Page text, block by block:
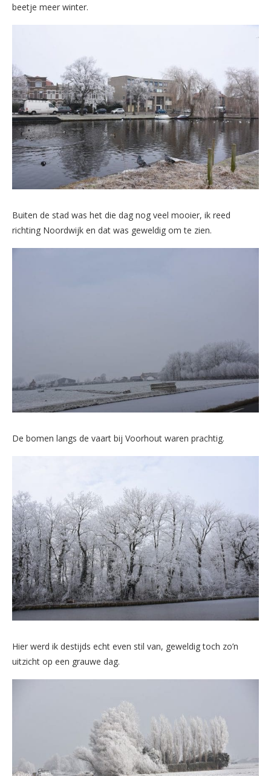
beetje meer winter.
Buiten de stad was het die dag nog veel mooier, ik reed
richting Noordwijk en dat was geweldig om te zien.
De bomen langs de vaart bij Voorhout waren prachtig.
Hier werd ik destijds echt even stil van, geweldig toch zo’n
uitzicht op een grauwe dag.